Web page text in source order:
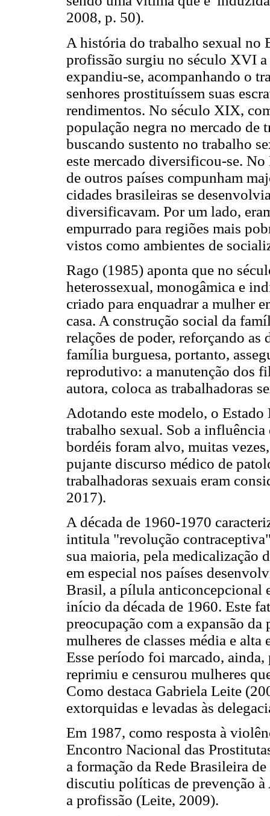
2008, p. 50).
A história do trabalho sexual no
profissão surgiu no século XVI
expandiu-se, acompanhando o
senhores prostituíssem suas
rendimentos. No século XIX,
população negra no mercado de
buscando sustento no trabalho
este mercado diversificou-se.
de outros países compunham
cidades brasileiras se
diversificavam. Por um lado,
empurrado para regiões mais
vistos como ambientes de
Rago (1985) aponta que no
heterossexual, monogâmica e
criado para enquadrar a mulher
casa. A construção social da
relações de poder, reforçando
família burguesa, portanto,
reprodutivo: a manutenção dos
autora, coloca as trabalhadoras
Adotando este modelo, o
trabalho sexual. Sob a
bordéis foram alvo, muitas
pujante discurso médico de
trabalhadoras sexuais eram
2017).
A década de 1960-1970
intitula "revolução
sua maioria, pela medicalização
em especial nos países
Brasil, a pílula anticoncepcional
início da década de 1960. Este
preocupação com a expansão
mulheres de classes média e
Esse período foi marcado,
reprimiu e censurou mulheres
Como destaca Gabriela Leite
extorquidas e levadas às
Em 1987, como resposta à
Encontro Nacional das
a formação da Rede Brasileira
discutiu políticas de prevenção
a profissão (Leite, 2009).